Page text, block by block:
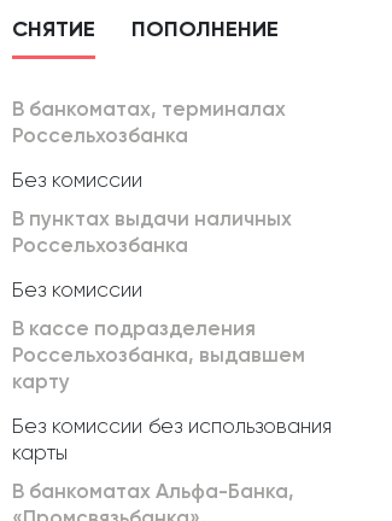
СНЯТИЕ ПОПОЛНЕНИЕ
В банкоматах, терминалах
Россельхозбанка
Без комиссии
В пунктах выдачи наличных
Россельхозбанка
Без комиссии
В кассе подразделения
Россельхозбанка, выдавшем
карту
Без комиссии без использования
карты
В банкоматах Альфа-Банка,